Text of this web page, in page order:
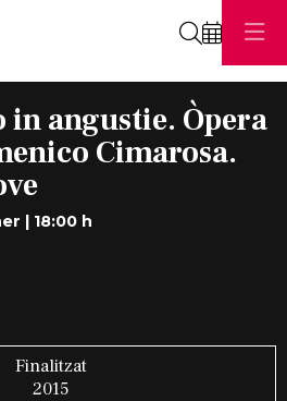
angustie. Òpera
Cimarosa.
| 18:00 h
Finalitzat
2015